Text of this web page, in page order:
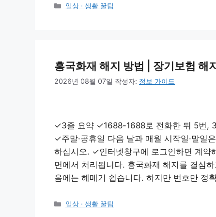
카
일상 · 생활 꿀팁
흥국화재 해지 방법 | 장기보험 해
2026년 08월 07일 작성자: 정보 가이드
✓3줄 요약 ✓1688-1688로 전화한 뒤 5번,
✓주말·공휴일 다음 날과 매월 시작일·말일
하십시오. ✓인터넷창구에 로그인하면 계약
면에서 처리됩니다. 흥국화재 해지를 결심
음에는 헤매기 쉽습니다. 하지만 번호만 정
카
일상 · 생활 꿀팁